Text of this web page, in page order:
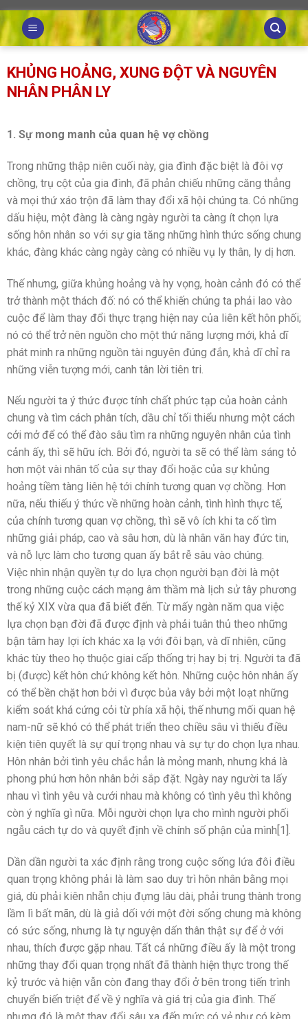
Skip
to
content
KHỦNG HOẢNG, XUNG ĐỘT VÀ NGUYÊN
NHÂN PHÂN LY
1. Sự mong manh của quan hệ vợ chồng
Trong những thập niên cuối này, gia đình đặc biệt là đôi vợ
chồng, trụ cột của gia đình, đã phản chiếu những căng thẳng
và mọi thứ xáo trộn đã làm thay đổi xã hội chúng ta. Có những
dấu hiệu, một đàng là càng ngày người ta càng ít chọn lựa
sống hôn nhân so với sự gia tăng những hình thức sống chung
khác, đàng khác càng ngày càng có nhiều vụ ly thân, ly dị hơn.
Thế nhưng, giữa khủng hoảng và hy vọng, hoàn cảnh đó có thể
trở thành một thách đố: nó có thể khiến chúng ta phải lao vào
cuộc để làm thay đổi thực trạng hiện nay của liên kết hôn phối;
nó có thể trở nên nguồn cho một thứ năng lượng mới, khả dĩ
phát minh ra những nguồn tài nguyên đúng đắn, khả dĩ chỉ ra
những viễn tượng mới, canh tân lời tiên tri.
Nếu người ta ý thức được tính chất phức tạp của hoàn cảnh
chung và tìm cách phân tích, dầu chỉ tối thiểu nhưng một cách
cởi mở để có thể đào sâu tìm ra những nguyên nhân của tình
cảnh ấy, thì sẽ hữu ích. Bởi đó, người ta sẽ có thể làm sáng tỏ
hơn một vài nhân tố của sự thay đổi hoặc của sự khủng
hoảng tiềm tàng liên hệ tới chính tương quan vợ chồng. Hơn
nữa, nếu thiếu ý thức về những hoàn cảnh, tình hình thực tế,
của chính tương quan vợ chồng, thì sẽ vô ích khi ta cố tìm
những giải pháp, cao và sâu hơn, dù là nhân văn hay đức tin,
và nỗ lực làm cho tương quan ấy bắt rễ sâu vào chúng.
Việc nhìn nhận quyền tự do lựa chọn người bạn đời là một
trong những cuộc cách mạng âm thầm mà lịch sử tây phương
thế kỷ XIX vừa qua đã biết đến. Từ mấy ngàn năm qua việc
lựa chọn bạn đời đã được định và phải tuân thủ theo những
bận tâm hay lợi ích khác xa lạ với đôi bạn, và dĩ nhiên, cũng
khác tùy theo họ thuộc giai cấp thống trị hay bị trị. Người ta đã
bị (được) kết hôn chứ không kết hôn. Những cuộc hôn nhân ấy
có thể bền chặt hơn bởi vì được bủa vây bởi một loạt những
kiểm soát khá cứng cỏi từ phía xã hội, thế nhưng mối quan hệ
nam-nữ sẽ khó có thể phát triển theo chiều sâu vì thiếu điều
kiện tiên quyết là sự quí trọng nhau và sự tự do chọn lựa nhau.
Hôn nhân bởi tình yêu chắc hẳn là mỏng manh, nhưng khá là
phong phú hơn hôn nhân bởi sắp đặt. Ngày nay người ta lấy
nhau vì tình yêu và cưới nhau mà không có tình yêu thì không
còn ý nghĩa gì nữa. Mỗi người chọn lựa cho mình người phối
ngẫu cách tự do và quyết định về chính số phận của mình[1].
Dần dần người ta xác định rằng trong cuộc sống lứa đôi điều
quan trọng không phải là làm sao duy trì hôn nhân bằng mọi
giá, dù phải kiên nhẫn chịu đựng lâu dài, phải trung thành trong
lầm lì bất mãn, dù là giả dối với một đời sống chung mà không
có sức sống, nhưng là tự nguyện dấn thân thật sự để ở với
nhau, thích được gặp nhau. Tất cả những điều ấy là một trong
những thay đổi quan trọng nhất đã thành hiện thực trong thế
kỷ trước và hiện vẫn còn đang thay đổi ở bên trong tiến trình
chuyển biến triệt để về ý nghĩa và giá trị của gia đình. Thế